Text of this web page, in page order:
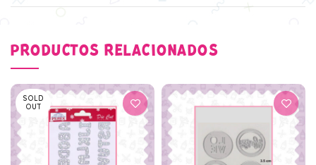
PRODUCTOS RELACIONADOS
SOLD
OUT